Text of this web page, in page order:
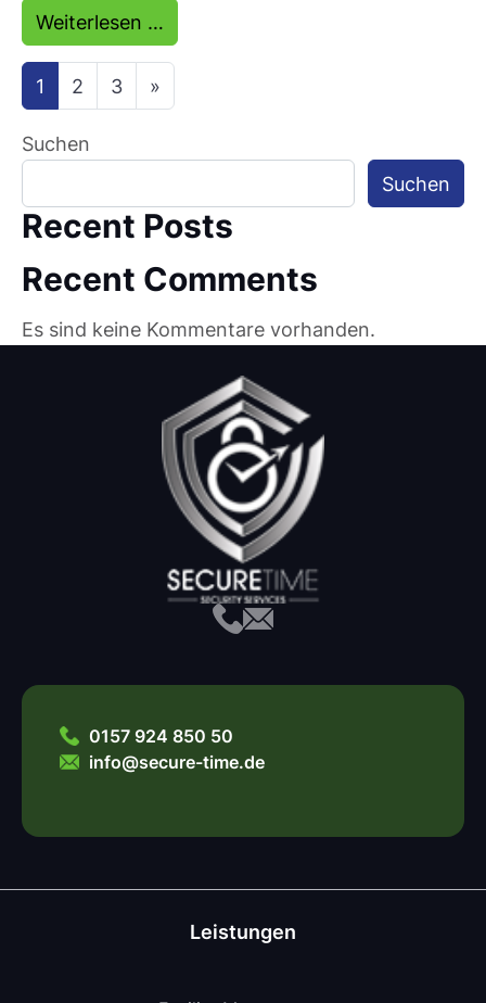
Weiterlesen …
Beitragsnavigation
1 2 3 »
Suchen
Suchen
Recent Posts
Recent Comments
Es sind keine Kommentare vorhanden.
0157 924 850 50
info@secure-time.de
Leistungen